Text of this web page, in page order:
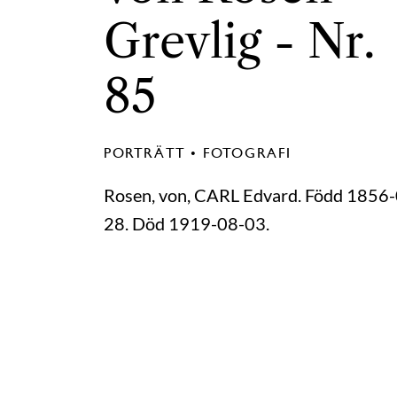
Grevlig - Nr.
85
PORTRÄTT • FOTOGRAFI
Rosen, von, CARL Edvard. Född
28. Död 1919-08-03.